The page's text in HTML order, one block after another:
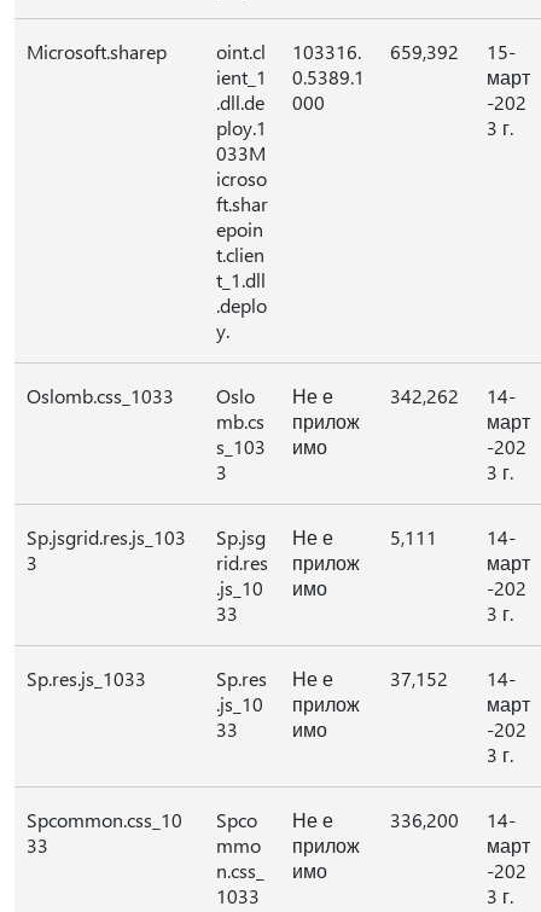
Microsoft.sharep
oint.cl
ient_1
.dll.de
ploy.1
033M
icroso
ft.shar
epoin
t.clien
t_1.dll
.deplo
y.
103316.
0.5389.1
000
659,392
15-
март
-202
3 г.
Oslomb.css_1033
Oslo
mb.cs
s_103
3
Не е
прилож
имо
342,262
14-
март
-202
3 г.
Sp.jsgrid.res.js_103
3
Sp.jsg
rid.res
.js_10
33
Не е
прилож
имо
5,111
14-
март
-202
3 г.
Sp.res.js_1033
Sp.res
.js_10
33
Не е
прилож
имо
37,152
14-
март
-202
3 г.
Spcommon.css_10
33
Spco
mmo
n.css_
1033
Не е
прилож
имо
336,200
14-
март
-202
3 г.